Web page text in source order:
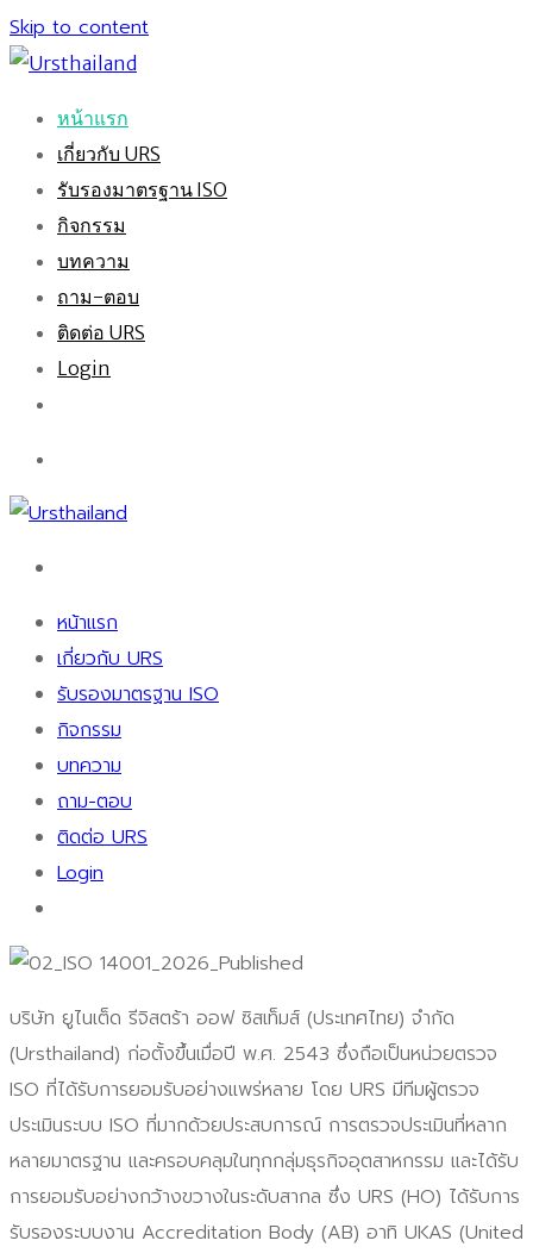
Skip to content
หน้าแรก
เกี่ยวกับ URS
รับรองมาตรฐาน ISO
กิจกรรม
บทความ
ถาม-ตอบ
ติดต่อ URS
Login
หน้าแรก
เกี่ยวกับ URS
รับรองมาตรฐาน ISO
กิจกรรม
บทความ
ถาม-ตอบ
ติดต่อ URS
Login
บริษัท ยูไนเต็ด รีจิสตร้า ออฟ ซิสเท็มส์ (ประเทศไทย) จำกัด
(Ursthailand) ก่อตั้งขึ้นเมื่อปี พ.ศ. 2543 ซึ่งถือเป็นหน่วยตรวจ
ISO ที่ได้รับการยอมรับอย่างแพร่หลาย โดย URS มีทีมผู้ตรวจ
ประเมินระบบ ISO ที่มากด้วยประสบการณ์ การตรวจประเมินที่หลาก
หลายมาตรฐาน และครอบคลุมในทุกกลุ่มธุรกิจอุตสาหกรรม และได้รับ
การยอมรับอย่างกว้างขวางในระดับสากล ซึ่ง URS (HO) ได้รับการ
รับรองระบบงาน Accreditation Body (AB) อาทิ UKAS (United